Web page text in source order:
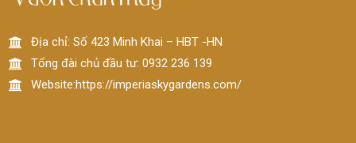
Địa chỉ: Số 423 Minh Khai – HBT -HN
Tổng đài chủ đầu tư: 0932 236 139
Website:https://imperiaskygardens.com/